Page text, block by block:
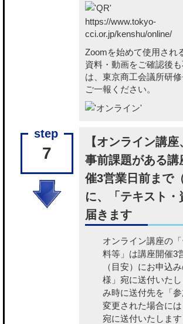
https://www.tokyo-
cci.or.jp/kenshu/online/
Zoomを始めて使用され
資料・動画をご確認後
は、東京商工会議所研
ご一報ください。
7
【オンライン講座
事前課題がある講
催3営業日前まで
に、「テキスト・
届きます
オンライン講座の
料等」 は講座開催3
（目安）にお申込
様」宛に送付いた
み時に送付先を「
変更された場合には
宛に送付いたします